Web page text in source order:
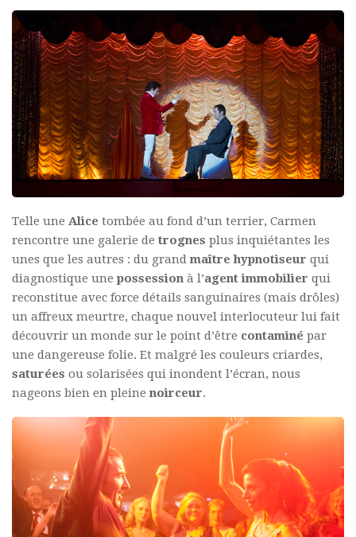
Telle une Alice tombée au fond d’un terrier, Carmen
rencontre une galerie de trognes plus inquiétantes les
unes que les autres : du grandmaître hypnotiseur qui
diagnostique une possession à l’agent immobilier qui
reconstitue avec force détails sanguinaires (mais drôles)
un affreux meurtre, chaque nouvel interlocuteur lui fait
découvrir un monde sur le point d’être contaminé par
une dangereuse folie. Et malgré les couleurs criardes,
saturées ou solarisées qui inondent l’écran, nous
nageons bien en pleinenoirceur.